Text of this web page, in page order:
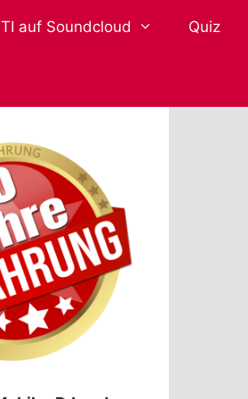
auf Soundcloud Quiz